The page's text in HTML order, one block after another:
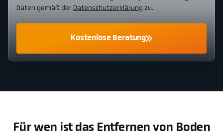
Daten gemäß der Datenschutzerklärung zu.
Kostenlose Beratung
Für wen ist das Entfernen von Boden